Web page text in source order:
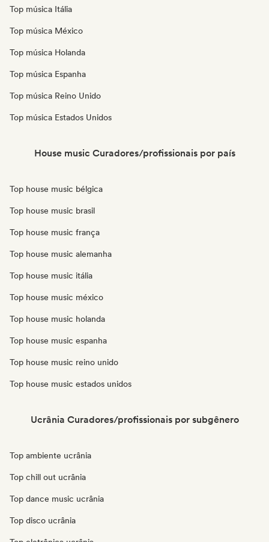
Top música Itália
Top música México
Top música Holanda
Top música Espanha
Top música Reino Unido
Top música Estados Unidos
House music Curadores/profissionais por país
Top house music bélgica
Top house music brasil
Top house music frança
Top house music alemanha
Top house music itália
Top house music méxico
Top house music holanda
Top house music espanha
Top house music reino unido
Top house music estados unidos
Ucrânia Curadores/profissionais por subgênero
Top ambiente ucrânia
Top chill out ucrânia
Top dance music ucrânia
Top disco ucrânia